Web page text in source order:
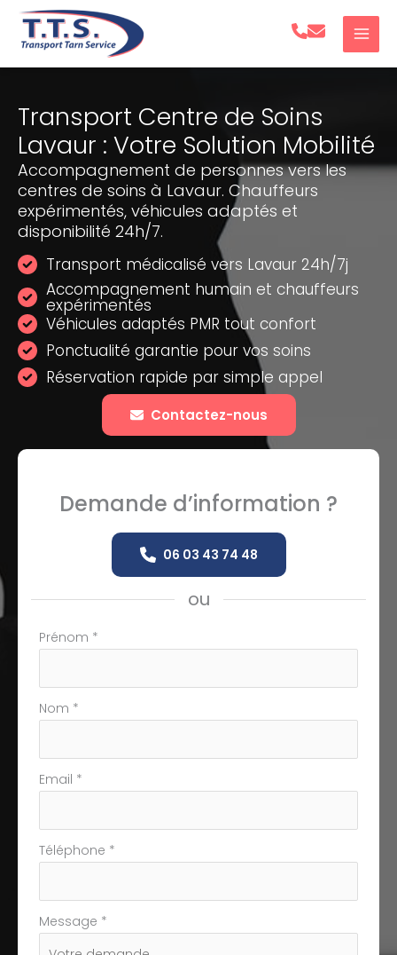
Aller
Transport Centre de Soins
Lavaur : Votre Solution Mobilité
Accompagnement de personnes vers les
centres de soins à Lavaur. Chauffeurs
expérimentés, véhicules adaptés et
disponibilité 24h/7.
Transport médicalisé vers Lavaur 24h/7j
Accompagnement humain et chauffeurs
expérimentés
Véhicules adaptés PMR tout confort
Ponctualité garantie pour vos soins
Réservation rapide par simple appel
Contactez-nous
Demande d’information ?
06 03 43 74 48
ou
Formulaire
téléphone
Prénom *
Nom *
Email *
Téléphone *
Message *